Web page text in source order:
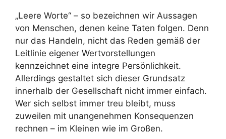
„Leere Worte“ – so bezeichnen wir Aussagen
von Menschen, denen keine Taten folgen. Denn
nur das Handeln, nicht das Reden gemäß der
Leitlinie eigener Wertvorstellungen
kennzeichnet eine integre Persönlichkeit.
Allerdings gestaltet sich dieser Grundsatz
innerhalb der Gesellschaft nicht immer einfach.
Wer sich selbst immer treu bleibt, muss
zuweilen mit unangenehmen Konsequenzen
rechnen – im Kleinen wie im Großen.